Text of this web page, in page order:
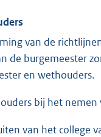
van de
burgemeester
en wethouders.
bij het nemen
van het college